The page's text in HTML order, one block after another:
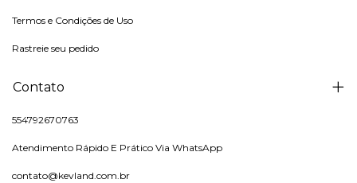
Termos e Condições de Uso
Rastreie seu pedido
Contato
554792670763
Atendimento Rápido E Prático Via WhatsApp
contato@kevland.com.br